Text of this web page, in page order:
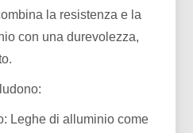
la resistenza e la
con una durevolezza,
Leghe di alluminio come